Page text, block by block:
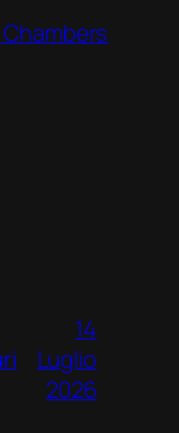
14
Luglio
2026